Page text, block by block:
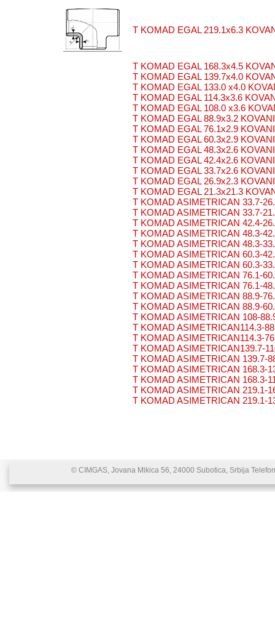
T KOMAD EGAL 219.1x6.3
T KOMAD EGAL 168.3x4.5
T KOMAD EGAL 139.7x4.0
T KOMAD EGAL 133.0 x4.0
T KOMAD EGAL 114.3x3.6
T KOMAD EGAL 108.0 x3.6
T KOMAD EGAL 88.9x3.2 KOVANI
T KOMAD EGAL 76.1x2.9 KOVANI
T KOMAD EGAL 60.3x2.9 KOVANI
T KOMAD EGAL 48.3x2.6 KOVANI
T KOMAD EGAL 42.4x2.6 KOVANI
T KOMAD EGAL 33.7x2.6 KOVANI
T KOMAD EGAL 26.9x2.3 KOVANI
T KOMAD EGAL 21.3x21.3
T KOMAD ASIMETRICAN 33.7-
T KOMAD ASIMETRICAN 33.7-
T KOMAD ASIMETRICAN 42.4-
T KOMAD ASIMETRICAN 48.3-
T KOMAD ASIMETRICAN 48.3-
T KOMAD ASIMETRICAN 60.3-
T KOMAD ASIMETRICAN 60.3-
T KOMAD ASIMETRICAN 76.1-
T KOMAD ASIMETRICAN 76.1-
T KOMAD ASIMETRICAN 88.9-
T KOMAD ASIMETRICAN 88.9-
T KOMAD ASIMETRICAN 108-
T KOMAD ASIMETRICAN114.3-
T KOMAD ASIMETRICAN114.3-
T KOMAD ASIMETRICAN139.7-
T KOMAD ASIMETRICAN 139.7-
T KOMAD ASIMETRICAN 168.3-
T KOMAD ASIMETRICAN 168.3-
T KOMAD ASIMETRICAN 219.1-
T KOMAD ASIMETRICAN 219.1-
© CIMGAS, Jovana Mikica 56, 24000 Subotica, Srbija